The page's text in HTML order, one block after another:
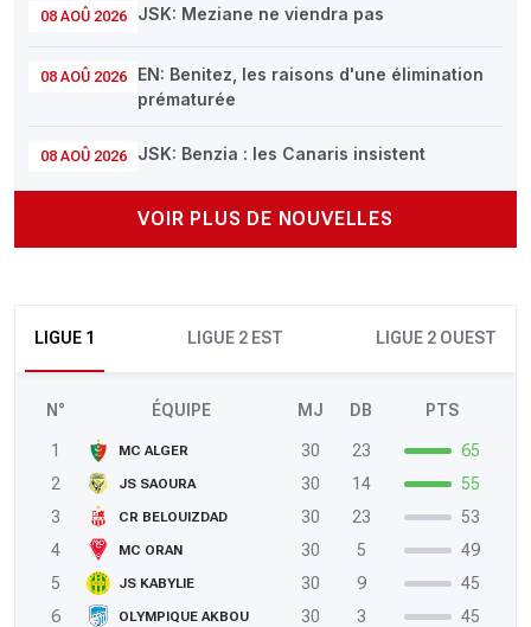
08 AOÛ 2026 JSK: Meziane ne viendra pas
08 AOÛ 2026
EN: Benitez, les raisons d'une élimination
prématurée
08 AOÛ 2026 JSK: Benzia : les Canaris insistent
VOIR PLUS DE NOUVELLES
LIGUE 1 LIGUE 2 EST LIGUE 2 OUEST
N° ÉQUIPE MJ DB PTS
1 MC ALGER 30 23
65
2
JS SAOURA 30 14
55
3
CR BELOUIZDAD 30 23
53
4
MC ORAN 30 5
49
5
JS KABYLIE 30 9
45
6
OLYMPIQUE AKBOU 30 3
45